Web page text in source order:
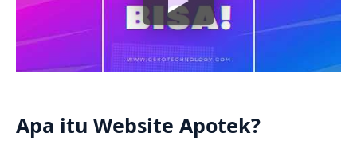
Apa itu Website Apotek?